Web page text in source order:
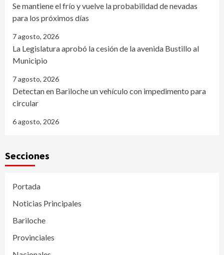
Se mantiene el frío y vuelve la probabilidad de nevadas
para los próximos días
7 agosto, 2026
La Legislatura aprobó la cesión de la avenida Bustillo al
Municipio
7 agosto, 2026
Detectan en Bariloche un vehículo con impedimento para
circular
6 agosto, 2026
Secciones
Portada
Noticias Principales
Bariloche
Provinciales